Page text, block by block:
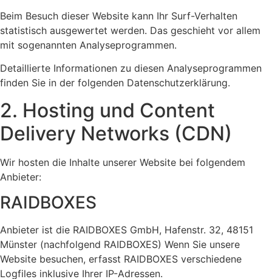
Beim Besuch dieser Website kann Ihr Surf-Verhalten
statistisch ausgewertet werden. Das geschieht vor allem
mit sogenannten Analyseprogrammen.
Detaillierte Informationen zu diesen Analyseprogrammen
finden Sie in der folgenden Datenschutzerklärung.
2. Hosting und Content
Delivery Networks (CDN)
Wir hosten die Inhalte unserer Website bei folgendem
Anbieter:
RAIDBOXES
Anbieter ist die RAIDBOXES GmbH, Hafenstr. 32, 48151
Münster (nachfolgend RAIDBOXES) Wenn Sie unsere
Website besuchen, erfasst RAIDBOXES verschiedene
Logfiles inklusive Ihrer IP-Adressen.